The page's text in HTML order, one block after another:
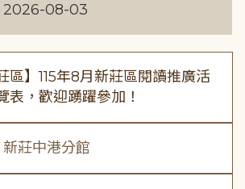
2026-08-03
區】115年8月新莊區閱讀推廣活
表，歡迎踴躍參加！
新莊中港分館